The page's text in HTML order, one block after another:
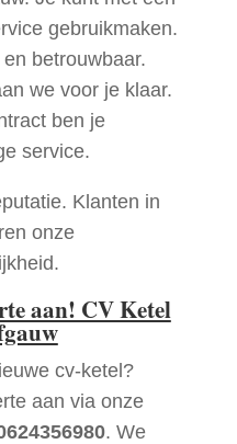
gebruikmaken.
betrouwbaar.
we voor je klaar.
ben je
service.
Klanten in
onze
aan! CV Ketel
cv-ketel?
aan via onze
. We